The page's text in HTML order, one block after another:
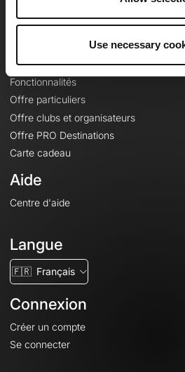
Use necessary
Le Mag'
Fonds de cartes topographiques
Fonctionnalités
Offre particuliers
Offre clubs et organisateurs
Offre PRO Destinations
Carte cadeau
Aide
Centre d'aide
Langue
🇫🇷 Français
Connexion
Créer un compte
Se connecter